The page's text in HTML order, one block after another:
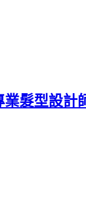
髮型設